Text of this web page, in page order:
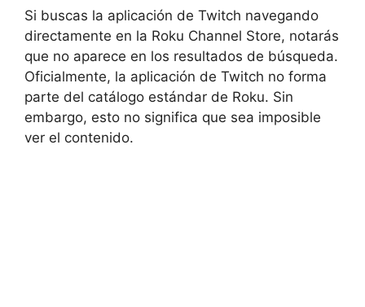
Si buscas la aplicación de Twitch navegando
directamente en la Roku Channel Store, notarás
que no aparece en los resultados de búsqueda.
Oficialmente, la aplicación de Twitch no forma
parte del catálogo estándar de Roku. Sin
embargo, esto no significa que sea imposible
ver el contenido.